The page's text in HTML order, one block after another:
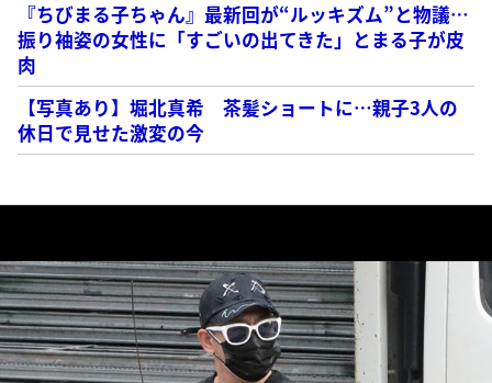
『ちびまる子ちゃん』最新回が“ルッキズム”と物議…
振り袖姿の女性に「すごいの出てきた」とまる子が皮
肉
【写真あり】堀北真希 茶髪ショートに…親子3人の
休日で見せた激変の今